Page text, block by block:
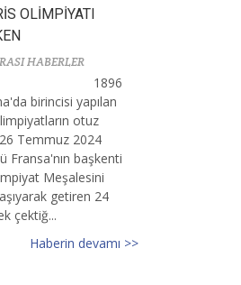
OLİMPİYATI
HABERLER
1896
birincisi yapılan
otuz
Temmuz 2024
Fransa'nın başkenti
Meşalesini
getiren 24
çektiğ...
Haberin devamı >>